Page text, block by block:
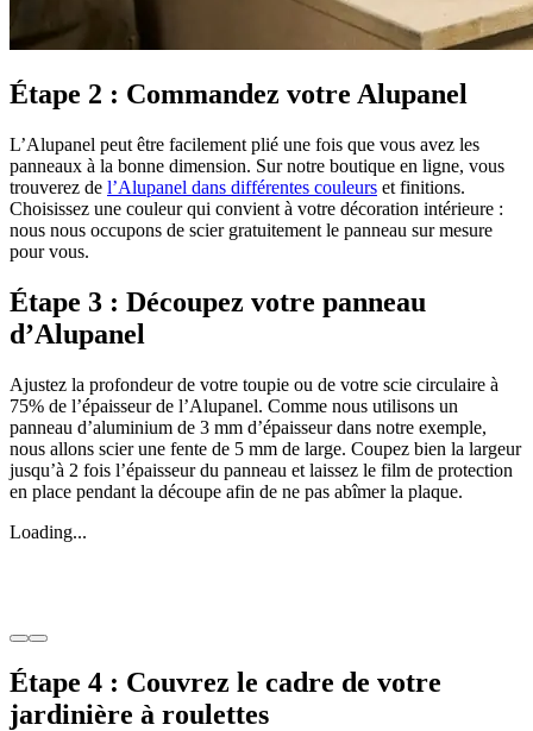
Étape 2 : Commandez votre Alupanel
L’Alupanel peut être facilement plié une fois que vous avez les
panneaux à la bonne dimension. Sur notre boutique en ligne, vous
trouverez de l’Alupanel dans différentes couleurs et finitions.
Choisissez une couleur qui convient à votre décoration intérieure :
nous nous occupons de scier gratuitement le panneau sur mesure
pour vous.
Étape 3 : Découpez votre panneau
d’Alupanel
Ajustez la profondeur de votre toupie ou de votre scie circulaire à
75% de l’épaisseur de l’Alupanel. Comme nous utilisons un
panneau d’aluminium de 3 mm d’épaisseur dans notre exemple,
nous allons scier une fente de 5 mm de large. Coupez bien la largeur
jusqu’à 2 fois l’épaisseur du panneau et laissez le film de protection
en place pendant la découpe afin de ne pas abîmer la plaque.
Loading...
Étape 4 : Couvrez le cadre de votre
jardinière à roulettes